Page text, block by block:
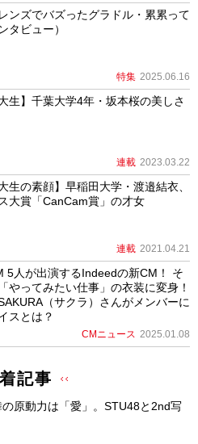
ンズでバズったグラドル・累累って
タビュー）
特集 2025.06.16
生】千葉大学4年・坂本桜の美しさ
連載 2023.03.22
生の素顔】早稲田大学・渡邉結衣、
大賞「CanCam賞」の才女
連載 2021.04.21
5人が出演するIndeedの新CM！ そ
やってみたい仕事」の衣装に変身！
（サクラ）さんがメンバーに
スとは？
CMニュース 2025.01.08
記事
原動力は「愛」。STU48と2nd写